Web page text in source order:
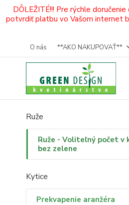
DÔLEŽITÉ!!! Pre rýchle
potvrdiť platbu vo Vašom internet
O nás **AKO NAKUPOVAŤ**
Ruže
Ruže - Voliteľný počet v
bez zelene
Kytice
Prekvapenie aranžéra